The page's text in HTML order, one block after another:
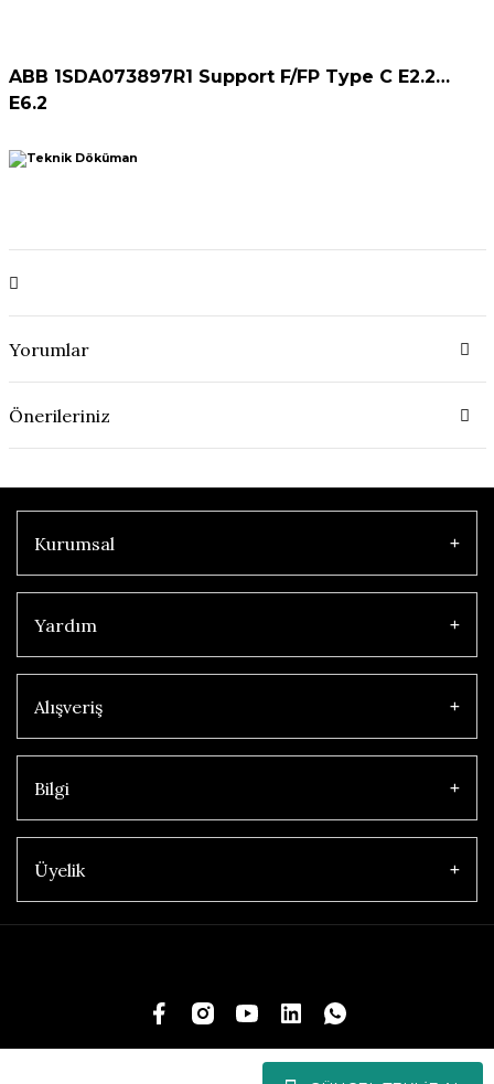
ABB 1SDA073897R1 Support F/FP Type C E2.2…
E6.2
Yorumlar
Önerileriniz
Kurumsal
Yardım
Alışveriş
Bilgi
Üyelik